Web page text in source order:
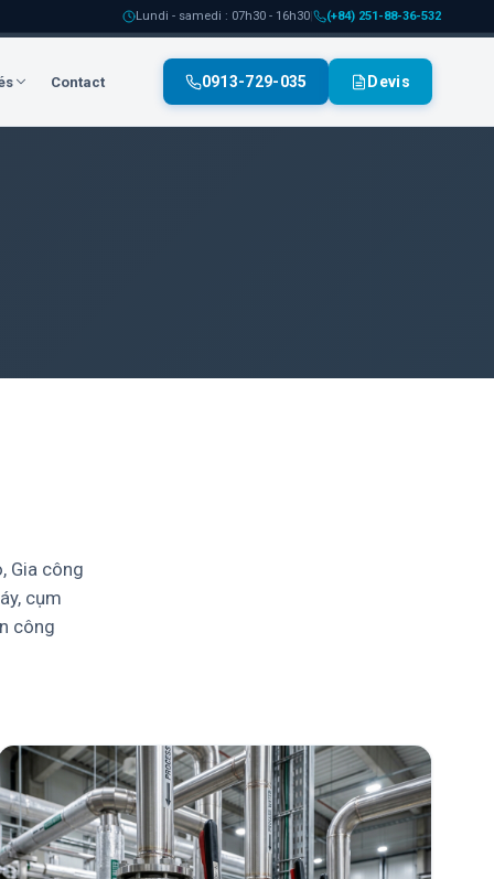
Lundi - samedi : 07h30 - 16h30| (+84) 251-88-36-532
Contact 0913-729-035 Devis
Gia công
cụm
công